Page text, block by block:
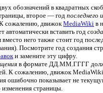
обозначений в квадратных
второе — годпоследнего
сожалению, движокMediaWiki в
автоматически вставить год
вместо него также стоит год
Посмотрите год создания
и замените эту цифру.
в формате ДД.ММ.ГГГГ
К сожалению, движок MediaWiki
ошибочно показывает не
изменения страницы.